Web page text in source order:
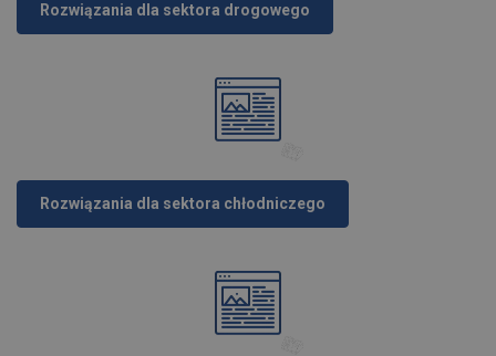
Rozwiązania dla sektora drogowego
Rozwiązania dla sektora chłodniczego